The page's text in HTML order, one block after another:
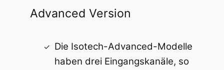
Advanced Version
Die Isotech-Advanced-Modelle
haben drei Eingangskanäle, so